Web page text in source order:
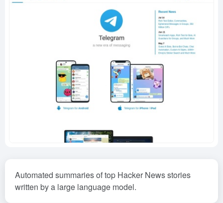
Automated summaries of top Hacker News stories
written by a large language model.